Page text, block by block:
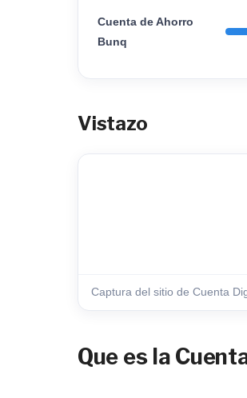
Cuenta de Ahorro
Bunq
Vistazo
Captura del sitio de Cuenta
Que es la